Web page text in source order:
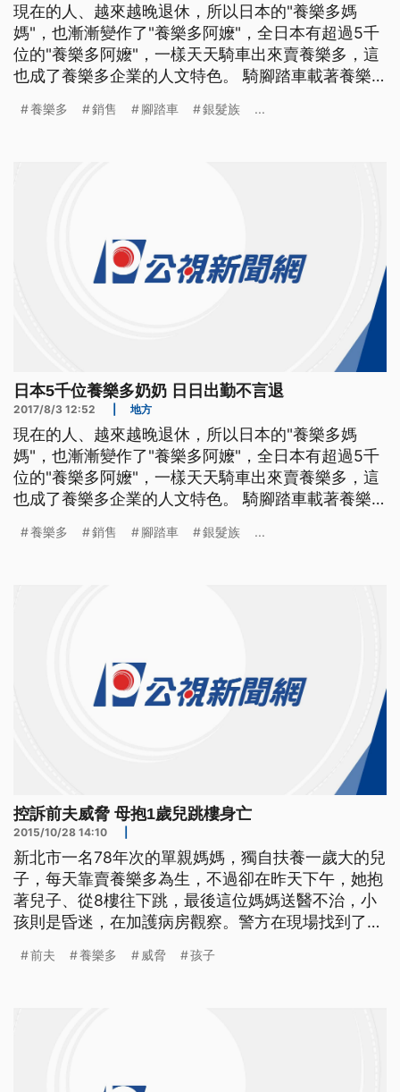
現在的人、越來越晚退休，所以日本的"養樂多媽
媽"，也漸漸變作了"養樂多阿嬤"，全日本有超過5千
位的"養樂多阿嬤"，一樣天天騎車出來賣養樂多，這
也成了養樂多企業的人文特色。 騎腳踏車載著養樂
作年數越來越久，不少"養樂多媽媽"已經成了"養樂多
養樂多 銷售 腳踏車 銀髮族 ...
日本5千位養樂多奶奶 日日出勤不言退
2017/8/3 12:52 地方
現在的人、越來越晚退休，所以日本的"養樂多媽
媽"，也漸漸變作了"養樂多阿嬤"，全日本有超過5千
位的"養樂多阿嬤"，一樣天天騎車出來賣養樂多，這
也成了養樂多企業的人文特色。 騎腳踏車載著養樂
作年數越來越久，不少"養樂多媽媽"已經成了"養樂多
養樂多 銷售 腳踏車 銀髮族 ...
控訴前夫威脅 母抱1歲兒跳樓身亡
2015/10/28 14:10
新北市一名78年次的單親媽媽，獨自扶養一歲大的兒
子，每天靠賣養樂多為生，不過卻在昨天下午，她抱
著兒子、從8樓往下跳，最後這位媽媽送醫不治，小
孩則是昏迷，在加護病房觀察。警方在現場找到了遺
命，不過前夫、否認指控，目前警方正深入調查。
前夫 養樂多 威脅 孩子